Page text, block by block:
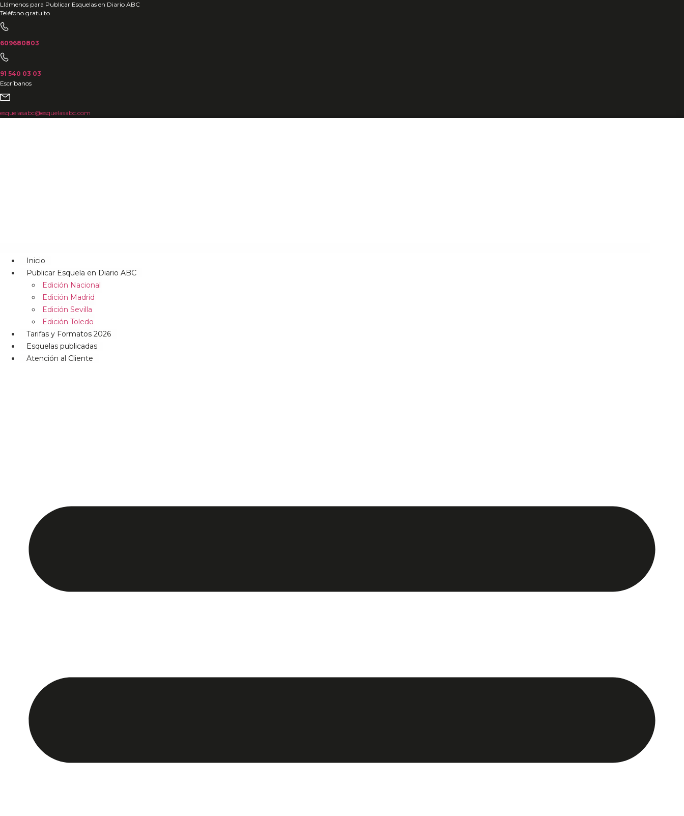
Ir
al
contenido
Llámenos para Publicar Esquelas en Diario ABC
Teléfono gratuito
609680803
91 540 03 03
Escríbanos
esquelasabc@esquelasabc.com
Inicio
Publicar Esquela en Diario ABC
Edición Nacional
Edición Madrid
Edición Sevilla
Edición Toledo
Tarifas y Formatos 2026
Esquelas publicadas
Atención al Cliente